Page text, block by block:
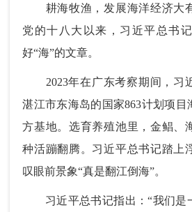
耕海牧渔，发展海洋经济大有
党的十八大以来，习近平总书
好“海”的文章。
2023年在广东考察期间，习
湛江市东海岛的国家863计划项目
方基地。选育养殖池里，金鲳、
种活蹦翻腾。习近平总书记踏上
叹眼前景象“真是翻江倒海”。
习近平总书记指出：“我们是